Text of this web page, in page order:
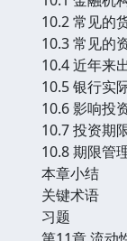
10.2 常见的
10.3 常见的
10.4 近年来
10.5 银行实
10.6 影响投
10.7 投资期
10.8 期限管
本章小结
关键术语
习题